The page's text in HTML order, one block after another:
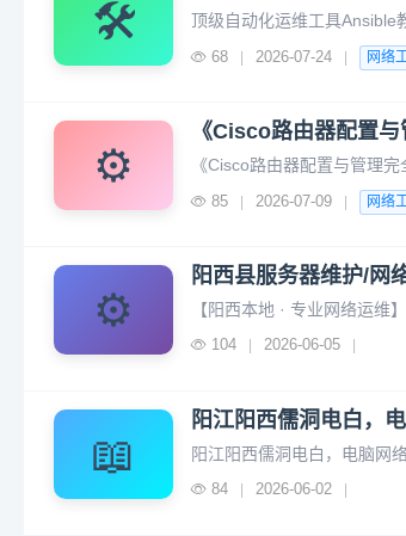
🛠️
68 2026-07-24 网络
⚙️
《Cisco路由器配置
85 2026-07-09 网络
⚙️
阳西县服务器维护/网
104 2026-06-05
📖
阳江阳西儒洞电白，
84 2026-06-02